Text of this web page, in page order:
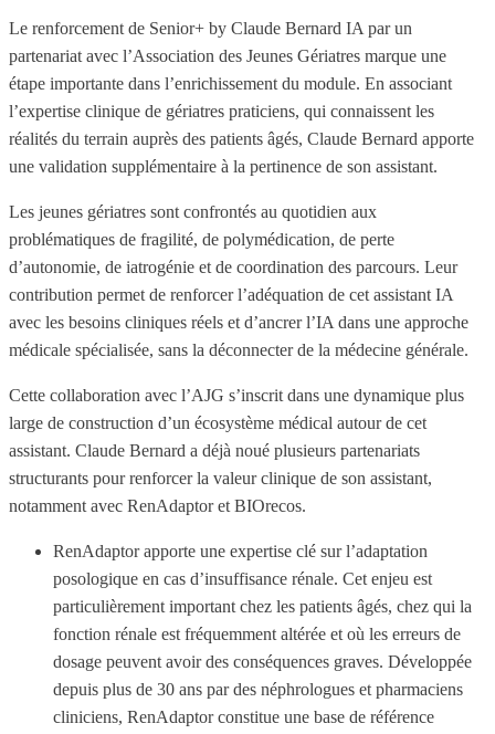
Le renforcement de Senior+ by Claude Bernard IA par un
partenariat avec l’Association des Jeunes Gériatres marque une
étape importante dans l’enrichissement du module. En associant
l’expertise clinique de gériatres praticiens, qui connaissent les
réalités du terrain auprès des patients âgés, Claude Bernard apporte
une validation supplémentaire à la pertinence de son assistant.
Les jeunes gériatres sont confrontés au quotidien aux
problématiques de fragilité, de polymédication, de perte
d’autonomie, de iatrogénie et de coordination des parcours. Leur
contribution permet de renforcer l’adéquation de cet assistant IA
avec les besoins cliniques réels et d’ancrer l’IA dans une approche
médicale spécialisée, sans la déconnecter de la médecine générale.
Cette collaboration avec l’AJG s’inscrit dans une dynamique plus
large de construction d’un écosystème médical autour de cet
assistant. Claude Bernard a déjà noué plusieurs partenariats
structurants pour renforcer la valeur clinique de son assistant,
notamment avec RenAdaptor et BIOrecos.
RenAdaptor apporte une expertise clé sur l’adaptation
posologique en cas d’insuffisance rénale. Cet enjeu est
particulièrement important chez les patients âgés, chez qui la
fonction rénale est fréquemment altérée et où les erreurs de
dosage peuvent avoir des conséquences graves. Développée
depuis plus de 30 ans par des néphrologues et pharmaciens
cliniciens, RenAdaptor constitue une base de référence